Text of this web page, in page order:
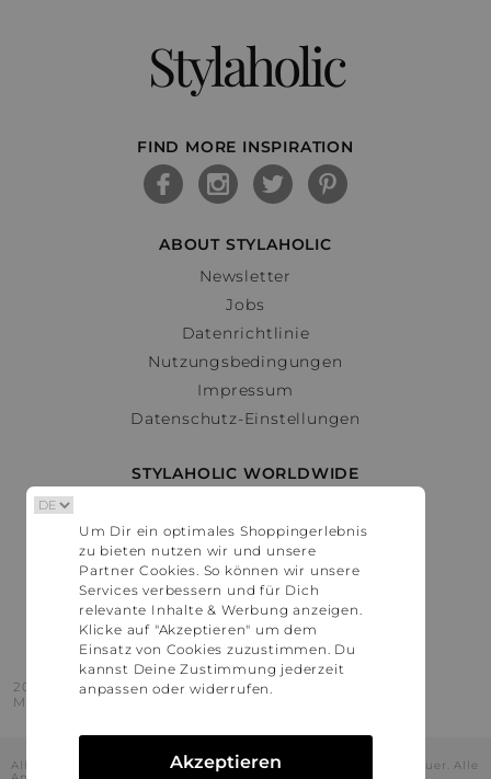
Stylaholic
FIND MORE INSPIRATION
ABOUT STYLAHOLIC
Newsletter
Jobs
Datenrichtlinie
Nutzungsbedingungen
Impressum
Datenschutz-Einstellungen
STYLAHOLIC WORLDWIDE
Österreich
Schweiz
France
United States
2016 - 2026 © Stylaholic.
Made for you with love in munich.
Alle Preise inkl. der jeweils geltenden gesetzlichen Mehrwertsteuer. Alle
Um Dir ein optimales Shoppingerlebnis
zu bieten nutzen wir und unsere
Partner Cookies. So können wir unsere
Services verbessern und für Dich
relevante Inhalte & Werbung anzeigen.
Klicke auf "Akzeptieren" um dem
Einsatz von Cookies zuzustimmen. Du
kannst Deine Zustimmung jederzeit
anpassen oder widerrufen.
Akzeptieren